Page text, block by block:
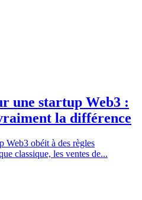
une startup Web3 :
la différence
Web3 obéit à des règles
classique, les ventes de...